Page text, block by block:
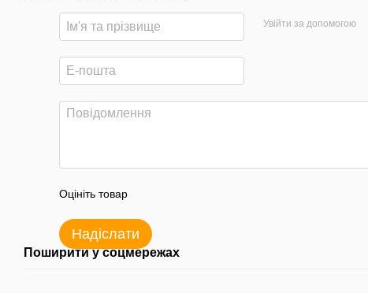
Увійти за допомогою
Оцініть товар
Надіслати
Поширити у соцмережах